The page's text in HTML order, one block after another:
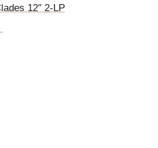
12″ 2-LP